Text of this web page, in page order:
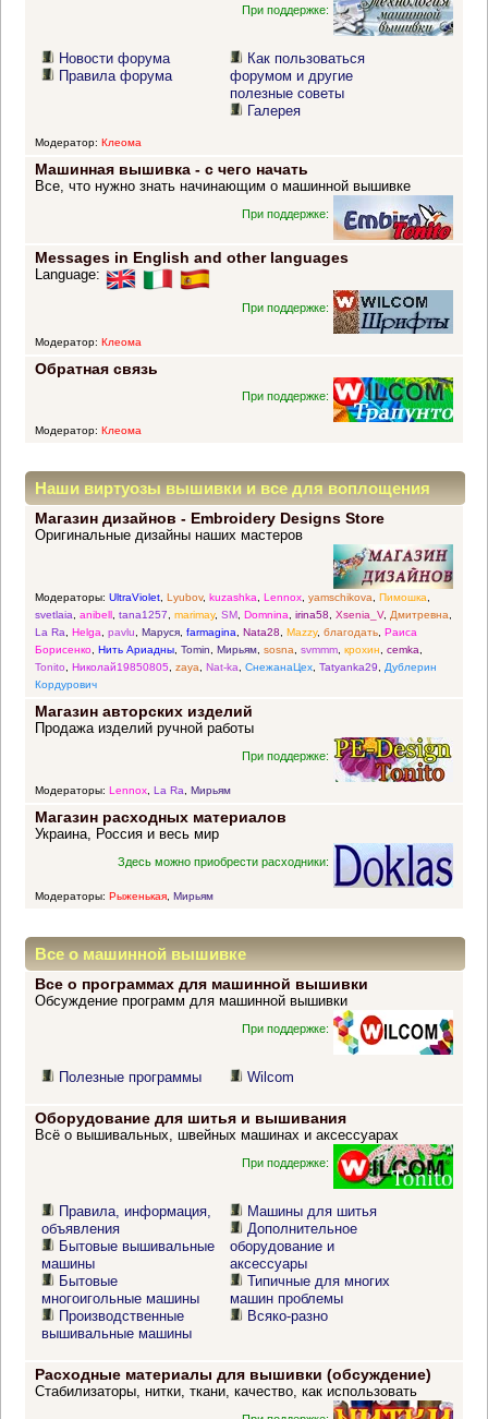
При поддержке:
Новости форума
Правила форума
Как пользоваться
форумом и другие
полезные советы
Галерея
Модератор: Клеома
Машинная вышивка - с чего начать
Все, что нужно знать начинающим о машинной вышивке
При поддержке:
Messages in English and other languages
Language:
При поддержке:
Модератор: Клеома
Обратная связь
При поддержке:
Модератор: Клеома
Наши виртуозы вышивки и все для воплощения
прекрасных идей
Магазин дизайнов - Embroidery Designs Store
Оригинальные дизайны наших мастеров
Модераторы: UltraViolet, Lyubov, kuzashka, Lennox, yamschikova, Пимошка,
svetlaia, anibell, tana1257, marimay, SM, Domnina, irina58, Xsenia_V, Дмитревна,
La Ra, Helga, pavlu, Маруся, farmagina, Nata28, Mazzy, благодать, Раиса
Борисенко, Нить Ариадны, Tomin, Мирьям, sosna, svmmm, крохин, cemka,
Tonito, Николай19850805, zaya, Nat-ka, СнежанаЦех, Tatyanka29, Дублерин
Кордурович
Магазин авторских изделий
Продажа изделий ручной работы
При поддержке:
Модераторы: Lennox, La Ra, Мирьям
Магазин расходных материалов
Украина, Россия и весь мир
Здесь можно приобрести расходники:
Модераторы: Рыженькая, Мирьям
Все о машинной вышивке
Все о программах для машинной вышивки
Обсуждение программ для машинной вышивки
При поддержке:
Полезные программы Wilcom
Оборудование для шитья и вышивания
Всё о вышивальных, швейных машинах и аксессуарах
При поддержке:
Правила, информация,
объявления
Бытовые вышивальные
машины
Бытовые
многоигольные машины
Производственные
вышивальные машины
Машины для шитья
Дополнительное
оборудование и
аксессуары
Типичные для многих
машин проблемы
Всяко-разно
Расходные материалы для вышивки (обсуждение)
Стабилизаторы, нитки, ткани, качество, как использовать